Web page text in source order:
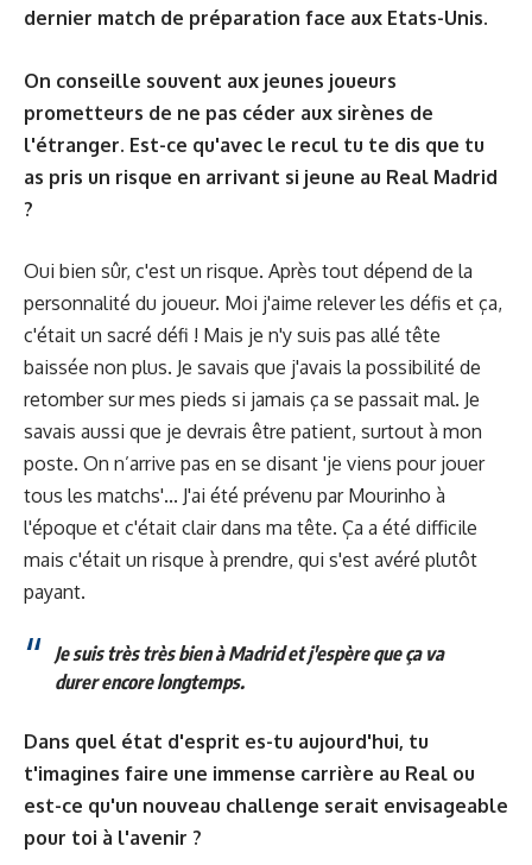
dernier match de préparation face aux Etats-Unis.
On conseille souvent aux jeunes joueurs
prometteurs de ne pas céder aux sirènes de
l'étranger. Est-ce qu'avec le recul tu te dis que tu
as pris un risque en arrivant si jeune au Real Madrid
?
Oui bien sûr, c'est un risque. Après tout dépend de la
personnalité du joueur. Moi j'aime relever les défis et ça,
c'était un sacré défi ! Mais je n'y suis pas allé tête
baissée non plus. Je savais que j'avais la possibilité de
retomber sur mes pieds si jamais ça se passait mal. Je
savais aussi que je devrais être patient, surtout à mon
poste. On n’arrive pas en se disant 'je viens pour jouer
tous les matchs'... J'ai été prévenu par Mourinho à
l'époque et c'était clair dans ma tête. Ça a été difficile
mais c'était un risque à prendre, qui s'est avéré plutôt
payant.
Je suis très très bien à Madrid et j'espère que ça va
durer encore longtemps.
Dans quel état d'esprit es-tu aujourd'hui, tu
t'imagines faire une immense carrière au Real ou
est-ce qu'un nouveau challenge serait envisageable
pour toi à l'avenir ?